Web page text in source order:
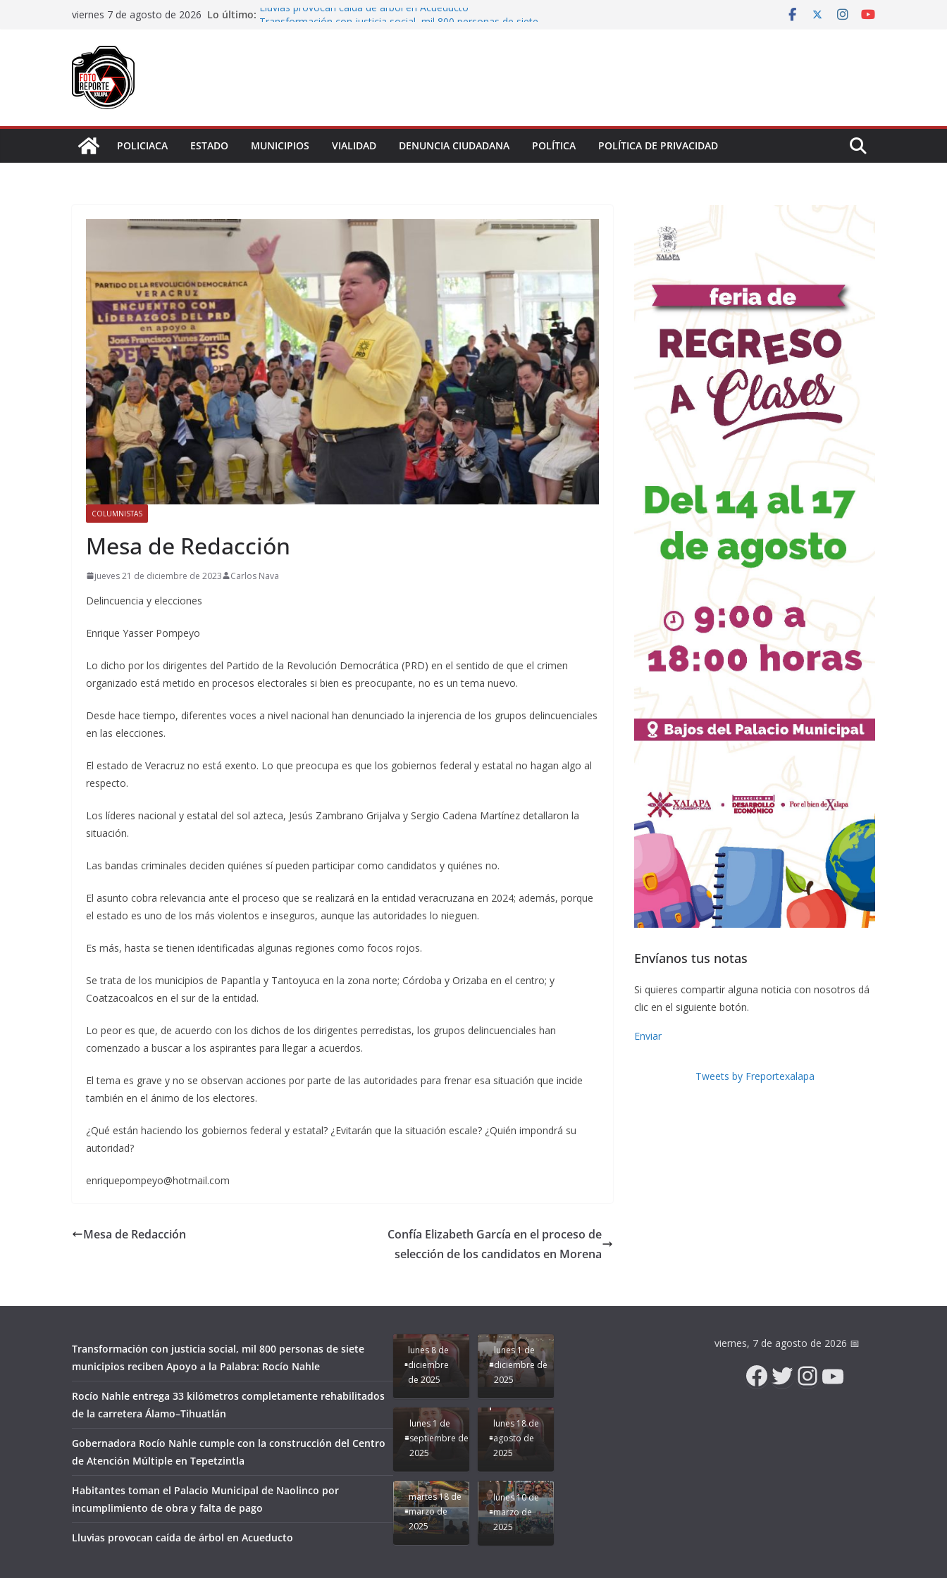
viernes 7 de agosto de 2026 Lo último: Lluvias provocan caída de árbol en Acueducto
incumplimiento de obra y falta de pago
POLICIACA
ESTADO MUNICIPIOS VIALIDAD DENUNCIA CIUDADANA POLÍTICA POLÍTICA DE PRIVACIDAD
COLUMNISTAS
Mesa de Redacción
jueves 21 de diciembre de 2023 Carlos Nava
Delincuencia y elecciones
Enrique Yasser Pompeyo
Lo dicho por los dirigentes del Partido de la Revolución Democrática (PRD) en el sentido de que el crimen
organizado está metido en procesos electorales si bien es preocupante, no es un tema nuevo.
Desde hace tiempo, diferentes voces a nivel nacional han denunciado la injerencia de los grupos delincuenciales
en las elecciones.
El estado de Veracruz no está exento. Lo que preocupa es que los gobiernos federal y estatal no hagan algo al
respecto.
Los líderes nacional y estatal del sol azteca, Jesús Zambrano Grijalva y Sergio Cadena Martínez detallaron la
situación.
Las bandas criminales deciden quiénes sí pueden participar como candidatos y quiénes no.
El asunto cobra relevancia ante el proceso que se realizará en la entidad veracruzana en 2024; además, porque
el estado es uno de los más violentos e inseguros, aunque las autoridades lo nieguen.
Es más, hasta se tienen identificadas algunas regiones como focos rojos.
Se trata de los municipios de Papantla y Tantoyuca en la zona norte; Córdoba y Orizaba en el centro; y
Coatzacoalcos en el sur de la entidad.
Lo peor es que, de acuerdo con los dichos de los dirigentes perredistas, los grupos delincuenciales han
comenzado a buscar a los aspirantes para llegar a acuerdos.
El tema es grave y no se observan acciones por parte de las autoridades para frenar esa situación que incide
también en el ánimo de los electores.
¿Qué están haciendo los gobiernos federal y estatal? ¿Evitarán que la situación escale? ¿Quién impondrá su
autoridad?
enriquepompeyo@hotmail.com
Mesa de Redacción
Confía Elizabeth García en el proceso de
selección de los candidatos en Morena
Envíanos tus notas
Si quieres compartir alguna noticia con nosotros dá
clic en el siguiente botón.
Enviar
Tweets by Freportexalapa
Transformación con justicia social, mil 800 personas de siete
municipios reciben Apoyo a la Palabra: Rocío Nahle
Rocío Nahle entrega 33 kilómetros completamente rehabilitados
de la carretera Álamo–Tihuatlán
Gobernadora Rocío Nahle cumple con la construcción del Centro
de Atención Múltiple en Tepetzintla
Habitantes toman el Palacio Municipal de Naolinco por
incumplimiento de obra y falta de pago
Lluvias provocan caída de árbol en Acueducto
Unamos
lunes 8 de
diciembre
de 2025
lunes 1 de
diciembre de
2025
Apoyo y
Seguimos la
Ruta que
Marca
Nuestra
Rocío Nahle.
lunes 1 de
septiembre de
2025
Pongamos
de moda;
San
Andrés
Tuxtla
presente.
lunes 18 de
agosto de
2025
Difamación
martes 18 de
marzo de
2025
Presidenta!
lunes 10 de
marzo de
2025
viernes, 7 de agosto de 2026 📅
Facebook
Twitter
Instagram
YouTube